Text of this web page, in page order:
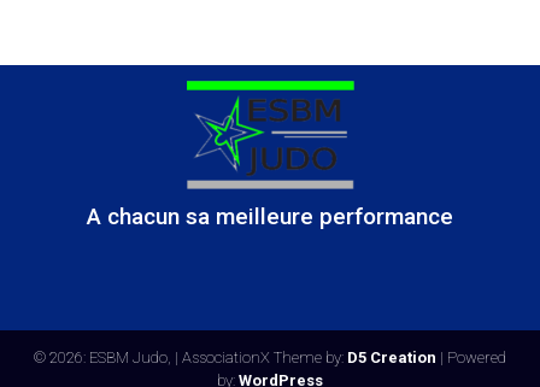
A chacun sa meilleure performance
© 2026: ESBM Judo, | AssociationX Theme by: D5 Creation | Powered
by: WordPress